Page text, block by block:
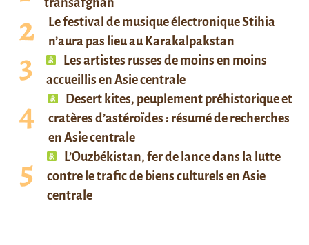
Le festival de musique électronique Stihia
n’aura pas lieu au Karakalpakstan
Les artistes russes de moins en moins
accueillis en Asie centrale
Desert kites, peuplement préhistorique et
cratères d’astéroïdes : résumé de recherches
en Asie centrale
L’Ouzbékistan, fer de lance dans la lutte
contre le trafic de biens culturels en Asie
centrale